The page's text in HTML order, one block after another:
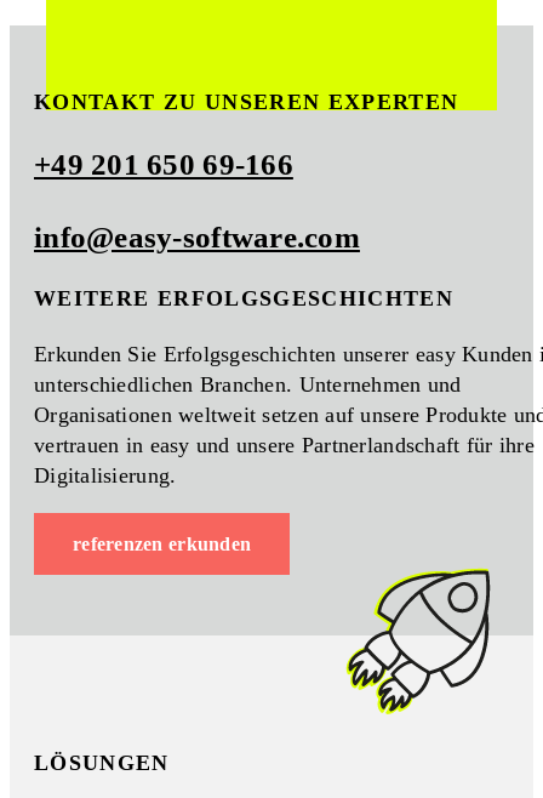
KONTAKT ZU UNSEREN EXPERTEN
+49 201 650 69-166
info@easy-software.com
WEITERE ERFOLGSGESCHICHTEN
Erkunden Sie Erfolgsgeschichten unserer easy Kunden
unterschiedlichen Branchen. Unternehmen und
Organisationen weltweit setzen auf unsere Produkte
vertrauen in easy und unsere Partnerlandschaft für ihre
Digitalisierung.
referenzen erkunden
LÖSUNGEN